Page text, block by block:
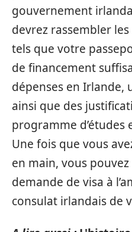
gouvernement
devrez rassembler
tels que votre
de financement
dépenses en Irlande,
ainsi que des
programme
Une fois que vous
en main, vous
demande de visa à
consulat irlandais de